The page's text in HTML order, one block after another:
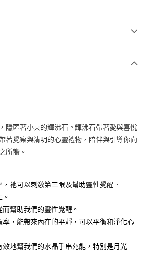
含以上)免運費
隱匿著小束的輝沸石。輝沸石帶著愛與喜悅
著覺察與清明的心靈禮物，陪伴與引導你向
所嚮。
祂可以刺激第三眼及幫助靈性覺醒。
幫助我們的靈性覺醒。
率，能帶來內在的平靜，可以平衡和淨化心
效地幫我們的水晶手串充能，特別是月光